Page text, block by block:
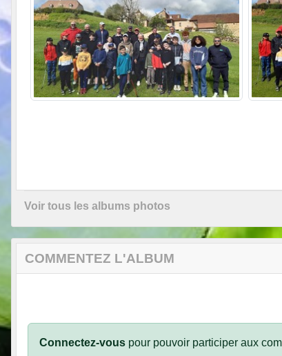
Voir tous les albums photos
COMMENTEZ L'ALBUM
Connectez-vous pour pouvoir participer aux